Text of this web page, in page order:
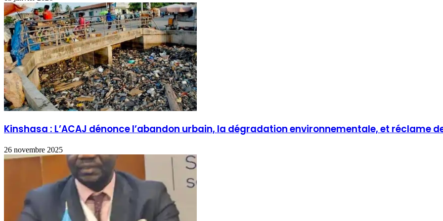
Kinshasa : L’ACAJ dénonce l’abandon urbain, la dégradation environnementale, et réclame
26 novembre 2025